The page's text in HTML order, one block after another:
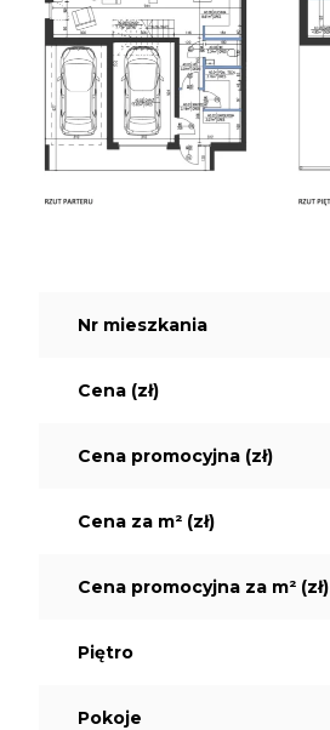
Nr mieszkania
Cena (zł)
Cena promocyjna (zł)
Cena za m² (zł)
Cena promocyjna za m² (zł)
Piętro
Pokoje